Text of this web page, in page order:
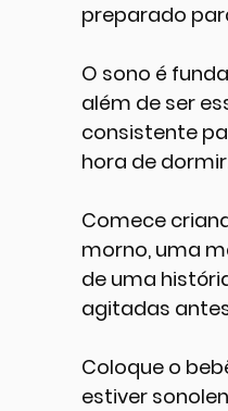
preparado
O sono é
além de ser
consistente
hora de
Comece
morno, uma
de uma
agitadas
Coloque o
estiver